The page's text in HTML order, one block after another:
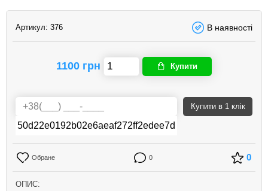
Артикул: 376 В наявності
1100 грн Купити
Купити в 1 клік
Обране 0 0
ОПИС: